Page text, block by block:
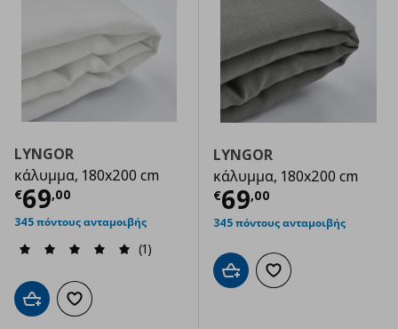
LYNGOR
κάλυμμα, 180x200 cm
€69,00
Τρέχουσα τιμή € 69,00
345 πόντους ανταμοιβής
(1)
Προσθήκη στο καλάθι
Προσθήκη στα αγαπημένα
LYNGOR
κάλυμμα, 180x200 cm
€69,00
Τρέχουσα
345 πόντους ανταμοιβής
Προσθήκη στο καλάθι
Προσθήκη στα